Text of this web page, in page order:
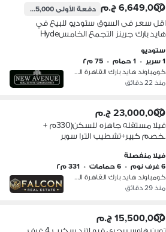
6,649,000 ج.م دفعة الأولى2,785,000 ج.م
اقل سعر فى السوق ستوديو للبيع في
هايد بارك جرينز التجمع الخامسHyde
فى موقع متميز استلام ٢٠٢٦
ستوديو
1 سرير
• 1 حمام • 75 م٢
كومباوند هايد بارك القاهرة الجديدة،…
منذ 22 دقائق
23,000,000 ج.م
فيلا مستقله جاهزه للسكن(330م +
بخصم كبير+تشطيب الترا سوبر
بجوارMivida&ماونتن فيو
فيلا منفصلة
6 غرف نوم
• 6 حمامات • 331 م٢
كومباوند هايد بارك القاهرة الجديدة،…
منذ 29 دقائق
15,500,000 ج.م